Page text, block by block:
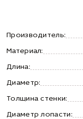
Производитель:
Материал:
Длина:
Диаметр:
Толщина стенки:
Диаметр лопасти: